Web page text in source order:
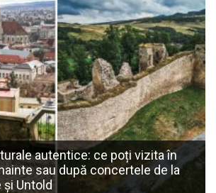
autentice: ce poți vizita în
sau după concertele de la
Untold